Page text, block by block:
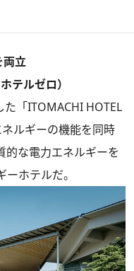
両⽴
テルゼロ）
「ITOMACHI HOTEL
ルギーの機能を同時
的な電⼒エネルギーを
ホテルだ。